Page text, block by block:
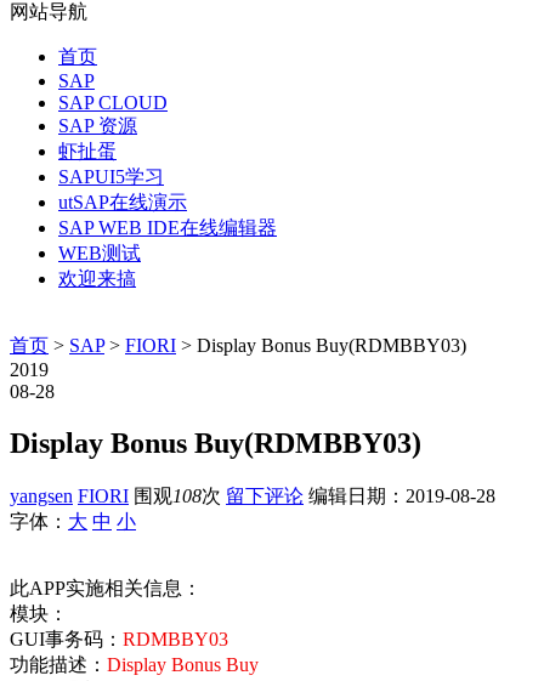
网站导航
首页
SAP
SAP CLOUD
SAP 资源
虾扯蛋
SAPUI5学习
utSAP在线演示
SAP WEB IDE在线编辑器
WEB测试
欢迎来搞
首页 > SAP> FIORI > Display Bonus Buy(RDMBBY03)
2019
08-28
Display Bonus Buy(RDMBBY03)
yangsen FIORI 围观108次 留下评论 编辑日期： 2019-08-28
字体： 大 中 小
此APP实施相关信息：
模块：
GUI事务码： RDMBBY03
功能描述： Display Bonus Buy